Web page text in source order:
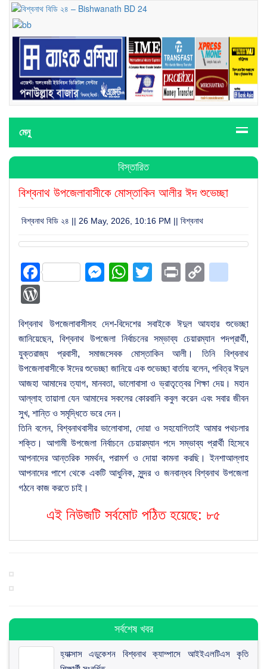
মেনু
বিস্তারিত
বিশ্বনাথ উপজেলাবাসীকে মোস্তাকিন আলীর ঈদ শুভেচ্ছা
বিশ্বনাথ বিডি ২৪ || 26 May, 2026, 10:16 PM || বিশ্বনাথ
FacebookMessenger
WhatsApp
Twitter
Print
বিশ্বনাথ উপজেলাবাসীসহ দেশ-বিদেশের সবাইকে ঈদুল আযহার শুভেচ্ছা
জানিয়েছেন, বিশ্বনাথ উপজেলা নির্বাচনের সম্ভাব্য চেয়ারম্যান পদপ্রার্থী,
যুক্তরাজ্য প্রবাসী, সমাজসেবক মোস্তাকিন আলী। তিনি বিশ্বনাথ
উপজেলাবাসীকে ঈদের শুভেচ্ছা জানিয়ে এক শুভেচ্ছা বার্তায় বলেন, পবিত্র ঈদুল
আজহা আমাদের ত্যাগ, মানবতা, ভালোবাসা ও ভ্রাতৃত্বের শিক্ষা দেয়। মহান
আল্লাহ তায়ালা যেন আমাদের সকলের কোরবানি কবুল করেন এবং সবার জীবন
সুখ, শান্তি ও সমৃদ্ধিতে ভরে দেন।
তিনি বলেন, বিশ্বনাথবাসীর ভালোবাসা, দোয়া ও সহযোগিতাই আমার পথচলার
শক্তি। আগামী উপজেলা নির্বাচনে চেয়ারম্যান পদে সম্ভাব্য প্রার্থী হিসেবে
আপনাদের আন্তরিক সমর্থন, পরামর্শ ও দোয়া কামনা করছি। ইনশাআল্লাহ
আপনাদের পাশে থেকে একটি আধুনিক, সুন্দর ও জনবান্ধব বিশ্বনাথ উপজেলা
গঠনে কাজ করতে চাই।
এই নিউজটি সর্বমোট পঠিত হয়েছে: ৮৫
সর্বশেষ খবর
হ্যাক্সাস এডুকেশন বিশ্বনাথ ক্যাম্পাসে আইইএলটিএস কৃতি